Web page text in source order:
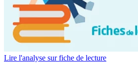
Lire l'analyse sur fiche de lecture